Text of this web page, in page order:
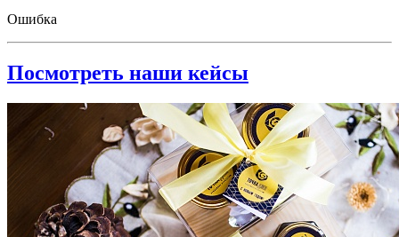
Ошибка
Посмотреть наши кейсы